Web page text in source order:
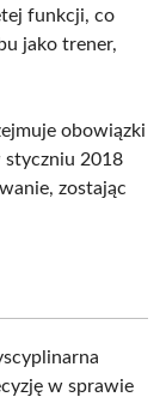
funkcji, co
jako trener,
obowiązki
styczniu 2018
zostając
w sprawie